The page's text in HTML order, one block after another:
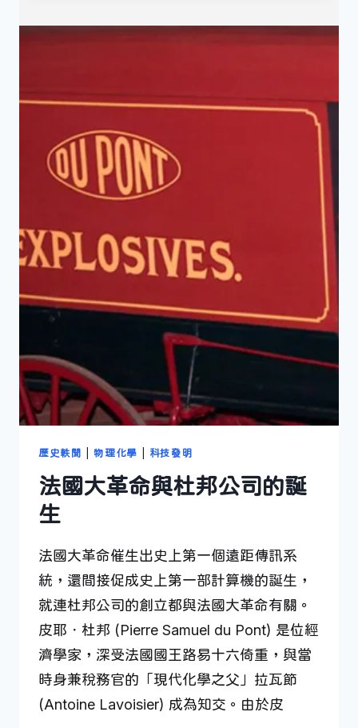
與
國
大
命
歷史軼聞 |物理化學 科技發明
法國大革命與杜邦公司的誕
生
法國大革命催生出史上第一個遠距傳訊系
統，還間接促成史上第一部計算機的誕生，
就連杜邦公司的創立都與法國大革命有關。
皮耶．杜邦 (Pierre Samuel du Pont) 是位經
濟學家，深受法國國王路易十六倚重，與當
時身兼稅務官的「現代化學之父」拉瓦節
(Antoine Lavoisier) 成為知交。由於皮